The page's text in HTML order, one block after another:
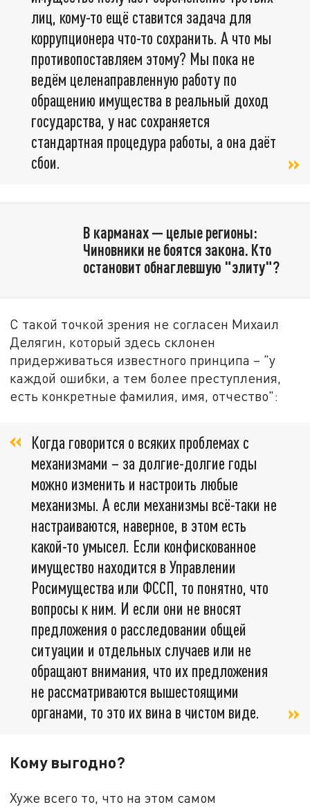
лиц, кому-то ещё ставится задача для
коррупционера что-то сохранить. А что мы
противопоставляем этому? Мы пока не
ведём целенаправленную работу по
обращению имущества в реальный доход
государства, у нас сохраняется
стандартная процедура работы, а она даёт
сбои.
В карманах — целые регионы:
Чиновники не боятся закона. Кто
остановит обнаглевшую "элиту"?
С такой точкой зрения не согласен Михаил
Делягин, который здесь склонен
придерживаться известного принципа – "у
каждой ошибки, а тем более преступления,
есть конкретные фамилия, имя, отчество":
Когда говорится о всяких проблемах с
механизмами – за долгие-долгие годы
можно изменить и настроить любые
механизмы. А если механизмы всё-таки не
настраиваются, наверное, в этом есть
какой-то умысел. Если конфискованное
имущество находится в Управлении
Росимущества или ФССП, то понятно, что
вопросы к ним. И если они не вносят
предложения о расследовании общей
ситуации и отдельных случаев или не
обращают внимания, что их предложения
не рассматриваются вышестоящими
органами, то это их вина в чистом виде.
Кому выгодно?
Хуже всего то, что на этом самом